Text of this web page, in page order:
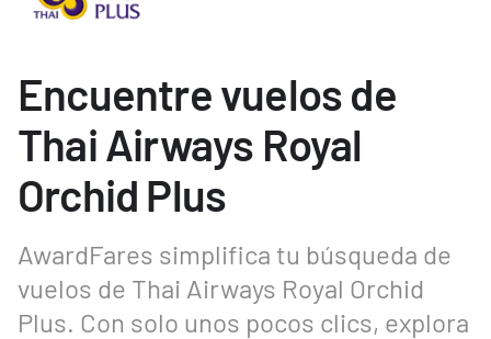
Encuentre vuelos de
Thai Airways Royal
Orchid Plus
AwardFares simplifica tu búsqueda de
vuelos de Thai Airways Royal Orchid
Plus. Con solo unos pocos clics, explora